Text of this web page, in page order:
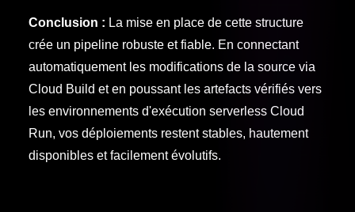
Conclusion : La mise en place de cette structure
crée un pipeline robuste et fiable. En connectant
automatiquement les modifications de la source via
Cloud Build et en poussant les artefacts vérifiés vers
les environnements d'exécution serverless Cloud
Run, vos déploiements restent stables, hautement
disponibles et facilement évolutifs.